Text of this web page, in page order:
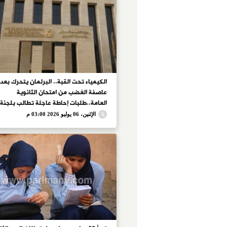
الكيمياء تحت القبة.. البرلمان يتحرك بعد
عاصفة الغضب من امتحان الثانوية
العامة..طلبات إحاطة عاجلة تطالب
محايدة لمراجعة الامتحان وإعلان نتائجها
الأمور
الإثنين، 06 يوليو 2026 03:00 م